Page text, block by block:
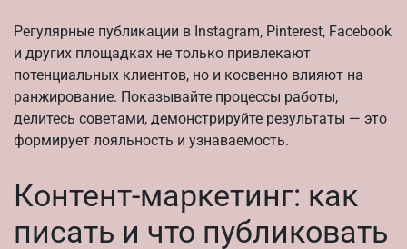
Регулярные публикации в Instagram, Pinterest, Facebook
и других площадках не только привлекают
потенциальных клиентов, но и косвенно влияют на
ранжирование. Показывайте процессы работы,
делитесь советами, демонстрируйте результаты — это
формирует лояльность и узнаваемость.
Контент-маркетинг: как
писать и что публиковать